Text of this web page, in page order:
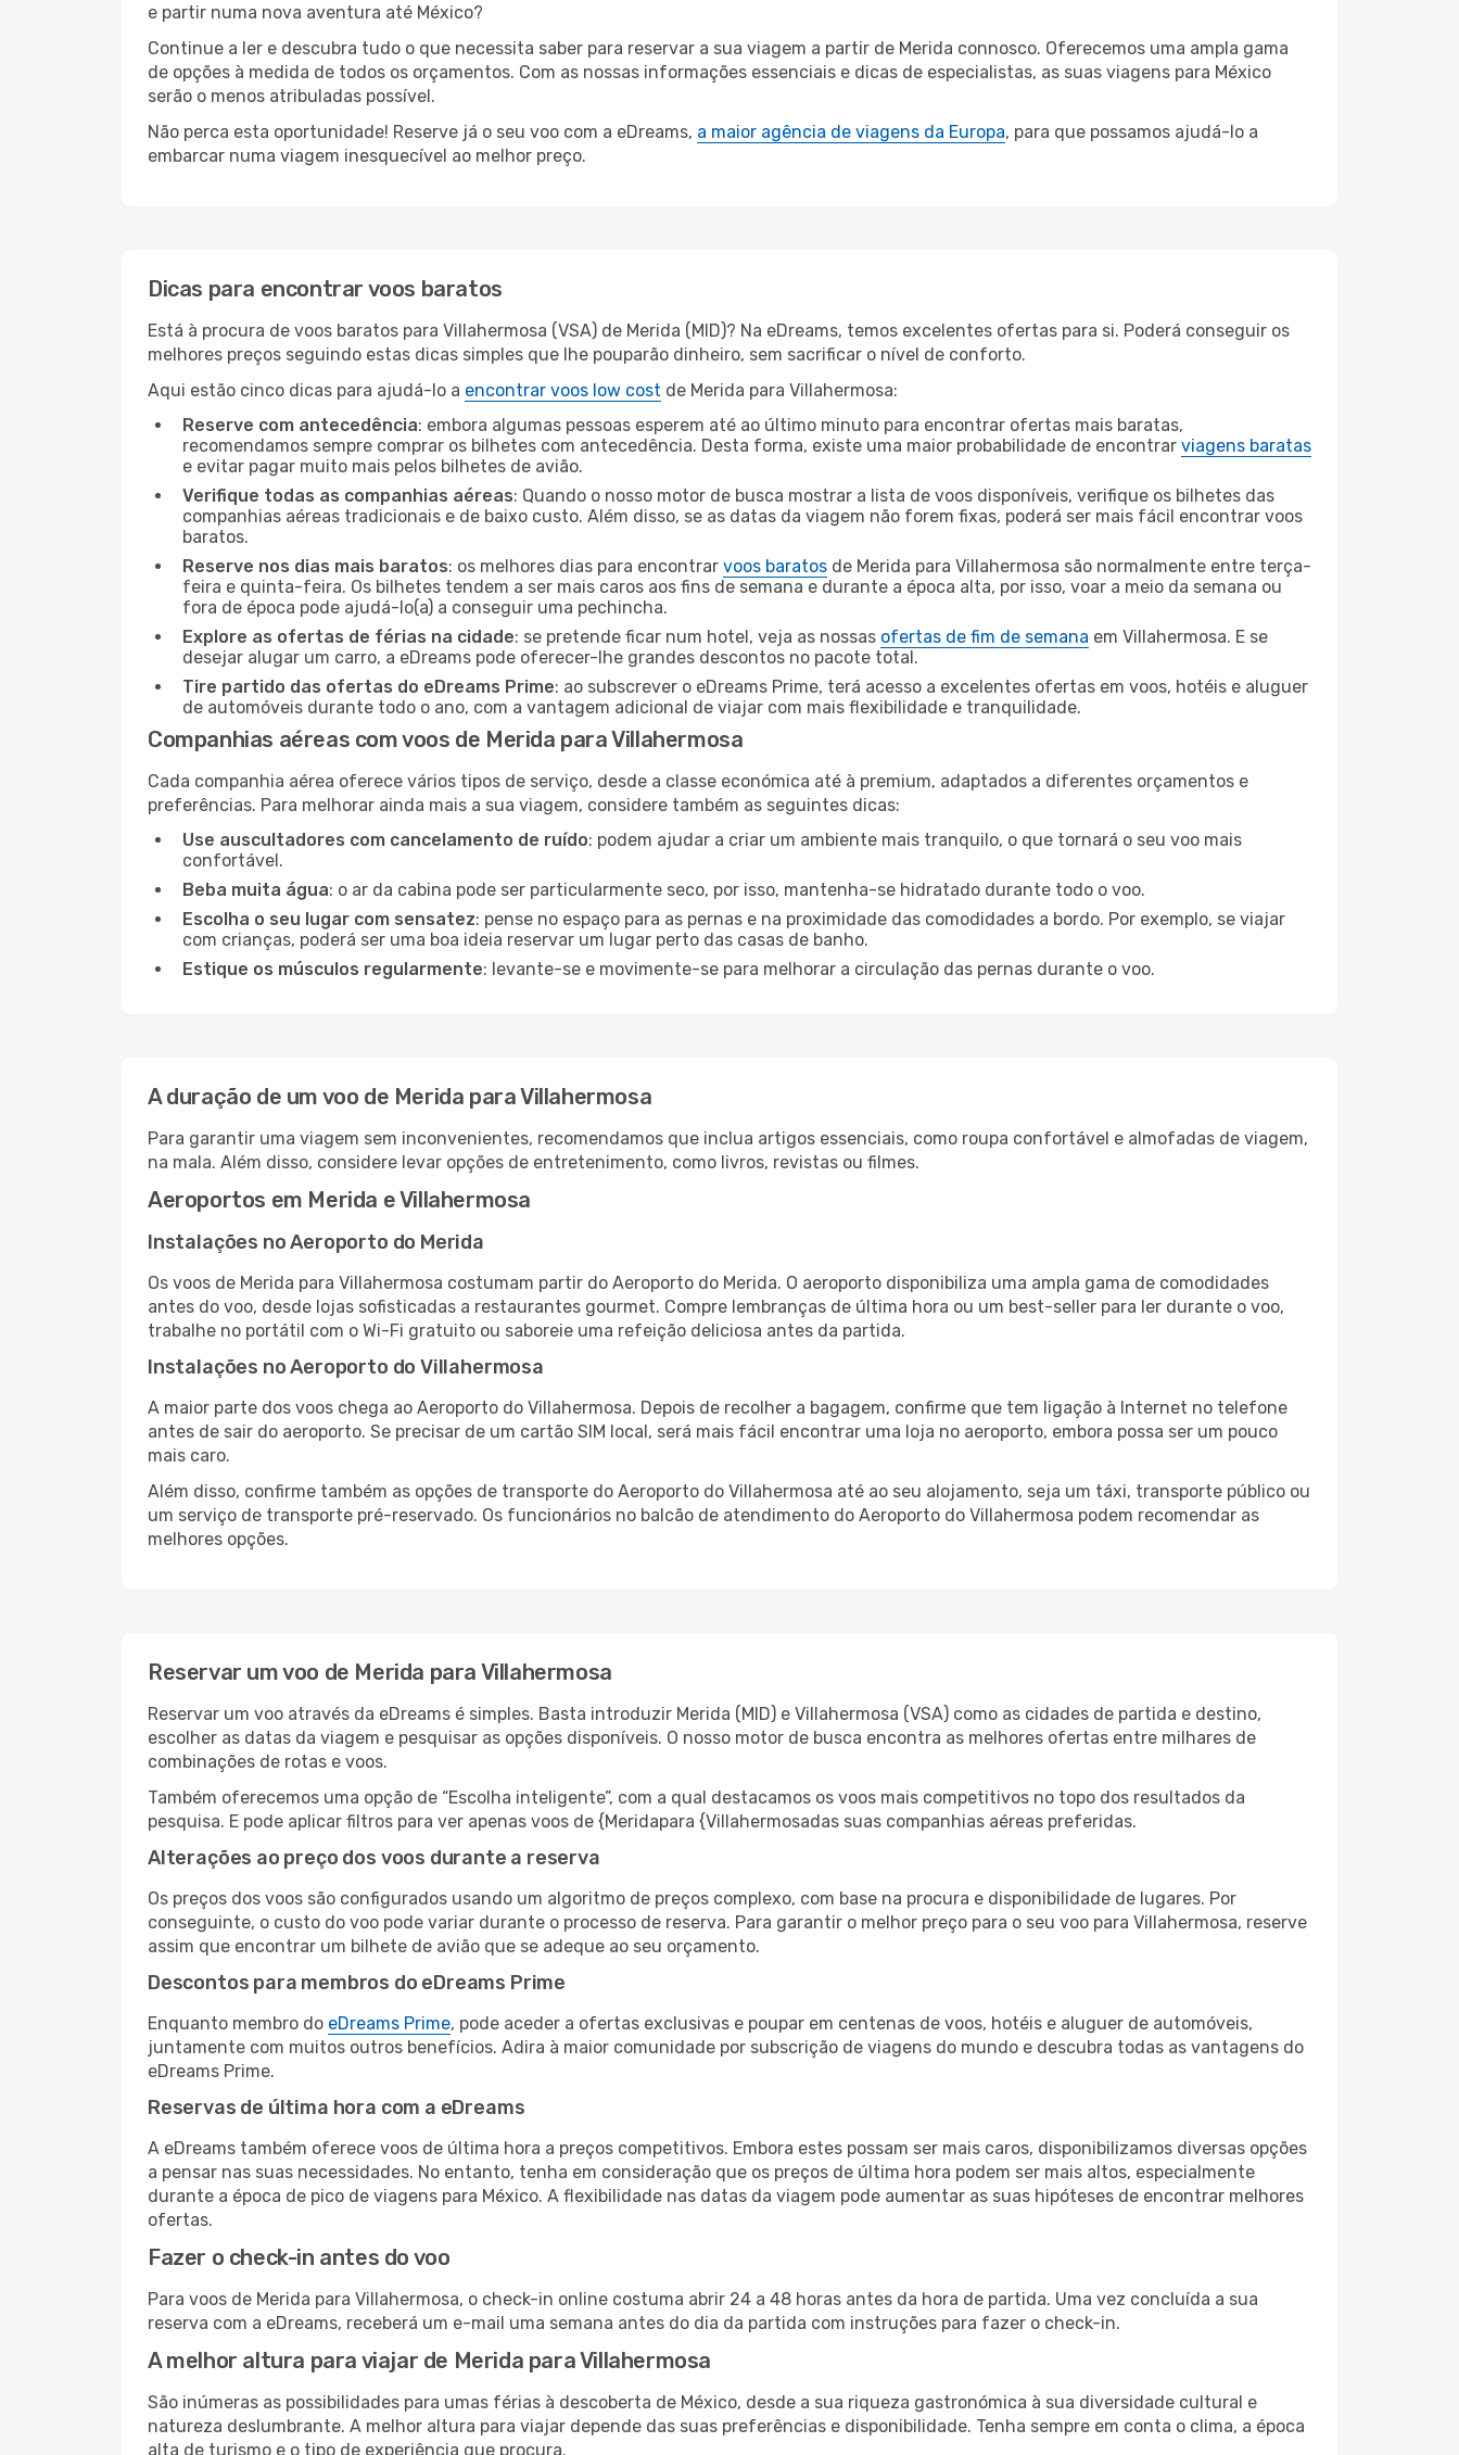
e partir numa nova aventura até México?
Continue a ler e descubra tudo o que necessita saber para reservar a sua viagem a partir de Merida connosco. Oferecemos uma ampla gama
de opções à medida de todos os orçamentos. Com as nossas informações essenciais e dicas de especialistas, as suas viagens para México
serão o menos atribuladas possível.
Não perca esta oportunidade! Reserve já o seu voo com a eDreams, a maior agência de viagens da Europa, para que possamos ajudá-lo a
embarcar numa viagem inesquecível ao melhor preço.
Dicas para encontrar voos baratos
Está à procura de voos baratos para Villahermosa (VSA) de Merida (MID)? Na eDreams, temos excelentes ofertas para si. Poderá conseguir os
melhores preços seguindo estas dicas simples que lhe pouparão dinheiro, sem sacrificar o nível de conforto.
Aqui estão cinco dicas para ajudá-lo a encontrar voos low cost de Merida para Villahermosa:
Reserve com antecedência: embora algumas pessoas esperem até ao último minuto para encontrar ofertas mais baratas,
recomendamos sempre comprar os bilhetes com antecedência. Desta forma, existe uma maior probabilidade de encontrar viagens baratas
e evitar pagar muito mais pelos bilhetes de avião.
Verifique todas as companhias aéreas: Quando o nosso motor de busca mostrar a lista de voos disponíveis, verifique os bilhetes das
companhias aéreas tradicionais e de baixo custo. Além disso, se as datas da viagem não forem fixas, poderá ser mais fácil encontrar voos
baratos.
Reserve nos dias mais baratos: os melhores dias para encontrar voos baratos de Merida para Villahermosa são normalmente entre terça-
feira e quinta-feira. Os bilhetes tendem a ser mais caros aos fins de semana e durante a época alta, por isso, voar a meio da semana ou
fora de época pode ajudá-lo(a) a conseguir uma pechincha.
Explore as ofertas de férias na cidade: se pretende ficar num hotel, veja as nossas ofertas de fim de semana em Villahermosa. E se
desejar alugar um carro, a eDreams pode oferecer-lhe grandes descontos no pacote total.
Tire partido das ofertas do eDreams Prime: ao subscrever o eDreams Prime, terá acesso a excelentes ofertas em voos, hotéis e aluguer
de automóveis durante todo o ano, com a vantagem adicional de viajar com mais flexibilidade e tranquilidade.
Companhias aéreas com voos de Merida para Villahermosa
Cada companhia aérea oferece vários tipos de serviço, desde a classe económica até à premium, adaptados a diferentes orçamentos e
preferências. Para melhorar ainda mais a sua viagem, considere também as seguintes dicas:
Use auscultadores com cancelamento de ruído: podem ajudar a criar um ambiente mais tranquilo, o que tornará o seu voo mais
confortável.
Beba muita água: o ar da cabina pode ser particularmente seco, por isso, mantenha-se hidratado durante todo o voo.
Escolha o seu lugar com sensatez: pense no espaço para as pernas e na proximidade das comodidades a bordo. Por exemplo, se viajar
com crianças, poderá ser uma boa ideia reservar um lugar perto das casas de banho.
Estique os músculos regularmente: levante-se e movimente-se para melhorar a circulação das pernas durante o voo.
A duração de um voo de Merida para Villahermosa
Para garantir uma viagem sem inconvenientes, recomendamos que inclua artigos essenciais, como roupa confortável e almofadas de viagem,
na mala. Além disso, considere levar opções de entretenimento, como livros, revistas ou filmes.
Aeroportos em Merida e Villahermosa
Instalações no Aeroporto do Merida
Os voos de Merida para Villahermosa costumam partir do Aeroporto do Merida. O aeroporto disponibiliza uma ampla gama de comodidades
antes do voo, desde lojas sofisticadas a restaurantes gourmet. Compre lembranças de última hora ou um best-seller para ler durante o voo,
trabalhe no portátil com o Wi-Fi gratuito ou saboreie uma refeição deliciosa antes da partida.
Instalações no Aeroporto do Villahermosa
A maior parte dos voos chega ao Aeroporto do Villahermosa. Depois de recolher a bagagem, confirme que tem ligação à Internet no telefone
antes de sair do aeroporto. Se precisar de um cartão SIM local, será mais fácil encontrar uma loja no aeroporto, embora possa ser um pouco
mais caro.
Além disso, confirme também as opções de transporte do Aeroporto do Villahermosa até ao seu alojamento, seja um táxi, transporte público ou
um serviço de transporte pré-reservado. Os funcionários no balcão de atendimento do Aeroporto do Villahermosa podem recomendar as
melhores opções.
Reservar um voo de Merida para Villahermosa
Reservar um voo através da eDreams é simples. Basta introduzir Merida (MID) e Villahermosa (VSA) como as cidades de partida e destino,
escolher as datas da viagem e pesquisar as opções disponíveis. O nosso motor de busca encontra as melhores ofertas entre milhares de
combinações de rotas e voos.
Também oferecemos uma opção de “Escolha inteligente”, com a qual destacamos os voos mais competitivos no topo dos resultados da
pesquisa. E pode aplicar filtros para ver apenas voos de {Meridapara {Villahermosadas suas companhias aéreas preferidas.
Alterações ao preço dos voos durante a reserva
Os preços dos voos são configurados usando um algoritmo de preços complexo, com base na procura e disponibilidade de lugares. Por
conseguinte, o custo do voo pode variar durante o processo de reserva. Para garantir o melhor preço para o seu voo para Villahermosa, reserve
assim que encontrar um bilhete de avião que se adeque ao seu orçamento.
Descontos para membros do eDreams Prime
Enquanto membro do eDreams Prime, pode aceder a ofertas exclusivas e poupar em centenas de voos, hotéis e aluguer de automóveis,
juntamente com muitos outros benefícios. Adira à maior comunidade por subscrição de viagens do mundo e descubra todas as vantagens do
eDreams Prime.
Reservas de última hora com a eDreams
A eDreams também oferece voos de última hora a preços competitivos. Embora estes possam ser mais caros, disponibilizamos diversas opções
a pensar nas suas necessidades. No entanto, tenha em consideração que os preços de última hora podem ser mais altos, especialmente
durante a época de pico de viagens para México. A flexibilidade nas datas da viagem pode aumentar as suas hipóteses de encontrar melhores
ofertas.
Fazer o check-in antes do voo
Para voos de Merida para Villahermosa, o check-in online costuma abrir 24 a 48 horas antes da hora de partida. Uma vez concluída a sua
reserva com a eDreams, receberá um e-mail uma semana antes do dia da partida com instruções para fazer o check-in.
A melhor altura para viajar de Merida para Villahermosa
São inúmeras as possibilidades para umas férias à descoberta de México, desde a sua riqueza gastronómica à sua diversidade cultural e
natureza deslumbrante. A melhor altura para viajar depende das suas preferências e disponibilidade. Tenha sempre em conta o clima, a época
alta de turismo e o tipo de experiência que procura.